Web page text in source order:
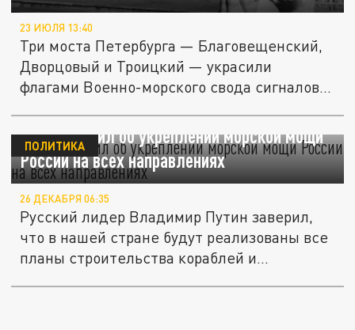
23 ИЮЛЯ 13:40
Три моста Петербурга — Благовещенский,
Дворцовый и Троицкий — украсили
флагами Военно-морского свода сигналов...
Путин заявил об укреплении морской мощи
России на всех направлениях
ПОЛИТИКА
26 ДЕКАБРЯ 06:35
Русский лидер Владимир Путин заверил,
что в нашей стране будут реализованы все
планы строительства кораблей и...